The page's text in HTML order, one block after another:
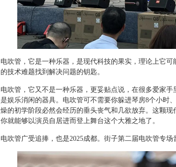
电吹管，它是一种乐器，是现代科技的果实，理论上它
的技术难题找到解决问题的钥匙。
电吹管，它又不是一种乐器，更妥贴点说，在很多爱家
是娱乐消闲的器具。电吹管可不需要你躲进琴房8个小时
燥的初学阶段必然会经历的垂头丧气和几欲放弃。这颗
你就能够以演员自居进而登上舞台这个大雅之地了。
电吹管广受追捧，也是2025成都。街子第二届电吹管专场